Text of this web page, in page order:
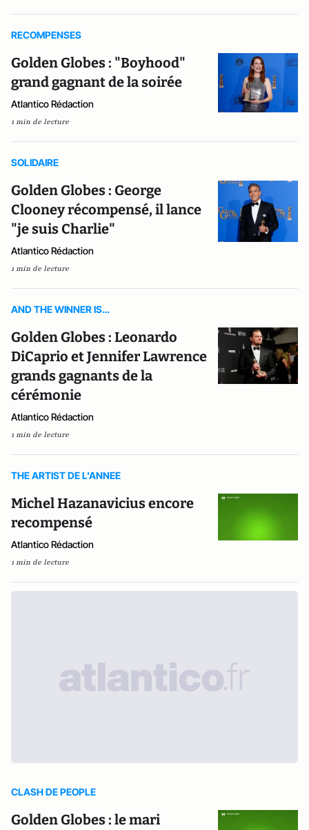
RECOMPENSES
Golden Globes : "Boyhood"
grand gagnant de la soirée
Atlantico Rédaction
1 min de lecture
SOLIDAIRE
Golden Globes : George
Clooney récompensé, il lance
"je suis Charlie"
Atlantico Rédaction
1 min de lecture
AND THE WINNER IS…
Golden Globes : Leonardo
DiCaprio et Jennifer Lawrence
grands gagnants de la
cérémonie
Atlantico Rédaction
1 min de lecture
THE ARTIST DE L'ANNEE
Michel Hazanavicius encore
recompensé
Atlantico Rédaction
1 min de lecture
CLASH DE PEOPLE
Golden Globes : le mari